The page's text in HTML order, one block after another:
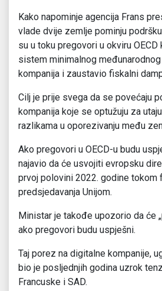
Kako napominje agencija Frans
vlade dvije zemlje pominju
su u toku pregovori u okviru
sistem minimalnog
kompanija i zaustavio fiskalni
Cilj je prije svega da se povećaju
kompanija koje se optužuju za
razlikama u oporezivanju među
Ako pregovori u OECD-u budu
najavio da će usvojiti evropsku
prvoj polovini 2022. godine tokom
predsjedavanja Unijom.
Ministar je takođe upozorio da će
ako pregovori budu uspješni.
Taj porez na digitalne kompanije,
bio je posljednjih godina uzrok
Francuske i SAD.